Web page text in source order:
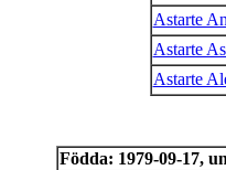
Astarte
Astarte
Astarte
Födda: 1979-09-17,